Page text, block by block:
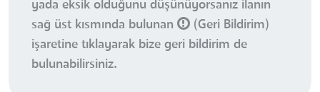
yada eksik olduğunu düşünüyorsanız ilanın
sağ üst kısmında bulunan
(Geri Bildirim)
işaretine tıklayarak bize geri bildirim de
bulunabilirsiniz.